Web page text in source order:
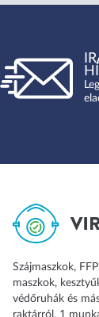
Szájmaszkok,
maszkok,
védőruhák és